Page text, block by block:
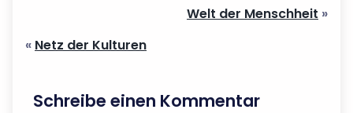
Welt der Menschheit »
« Netz der Kulturen
Schreibe einen Kommentar